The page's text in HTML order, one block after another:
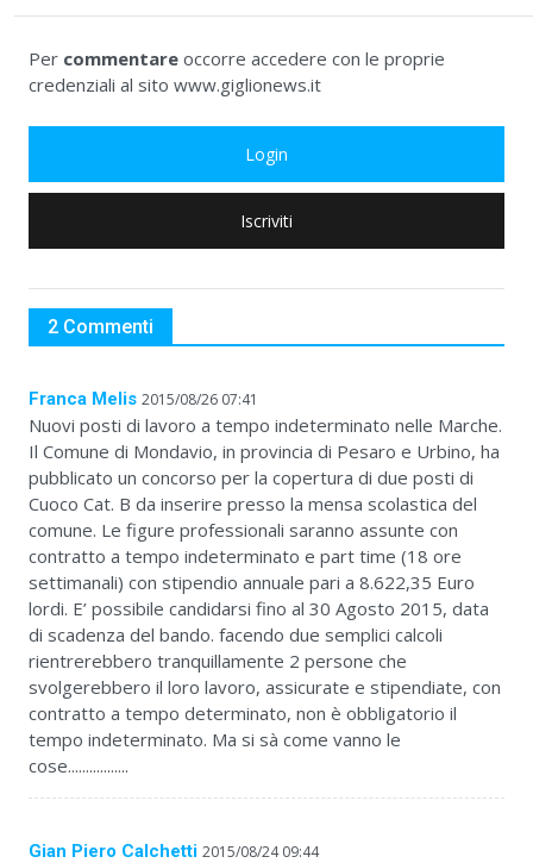
Per commentare occorre accedere con le proprie
credenziali al sito www.giglionews.it
Login
Iscriviti
2 Commenti
Franca Melis 2015/08/26 07:41
Nuovi posti di lavoro a tempo indeterminato nelle Marche.
Il Comune di Mondavio, in provincia di Pesaro e Urbino, ha
pubblicato un concorso per la copertura di due posti di
Cuoco Cat. B da inserire presso la mensa scolastica del
comune. Le figure professionali saranno assunte con
contratto a tempo indeterminato e part time (18 ore
settimanali) con stipendio annuale pari a 8.622,35 Euro
lordi. E’ possibile candidarsi fino al 30 Agosto 2015, data
di scadenza del bando. facendo due semplici calcoli
rientrerebbero tranquillamente 2 persone che
svolgerebbero il loro lavoro, assicurate e stipendiate, con
contratto a tempo determinato, non è obbligatorio il
tempo indeterminato. Ma si sà come vanno le
cose.................
Gian Piero Calchetti 2015/08/24 09:44